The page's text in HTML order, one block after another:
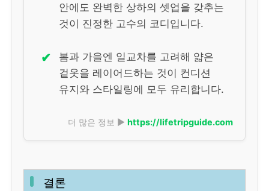
안에도 완벽한 상하의 셋업을 갖추는
것이 진정한 고수의 코디입니다.
✔
봄과 가을엔 일교차를 고려해 얇은
겉옷을 레이어드하는 것이 컨디션
유지와 스타일링에 모두 유리합니다.
더 많은 정보 ▶ https://lifetripguide.com
결론